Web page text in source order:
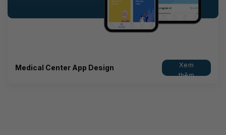
Medical Center App Design
Xem
thêm